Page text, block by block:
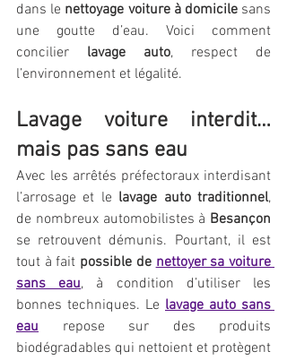
dans le nettoyage voiture à domicile sans
une goutte d’eau. Voici comment
concilier lavage auto, respect de
l’environnement et légalité.
Lavage voiture interdit…
mais pas sans eau
Avec les arrêtés préfectoraux interdisant
l’arrosage et le lavage auto traditionnel,
de nombreux automobilistes à
se retrouvent démunis. Pourtant, il est
tout à fait possible de nettoyer sa voiture
sans eau, à condition d’utiliser les
bonnes techniques. Le lavage auto sans
eau repose sur des produits
biodégradables qui nettoient et protègent